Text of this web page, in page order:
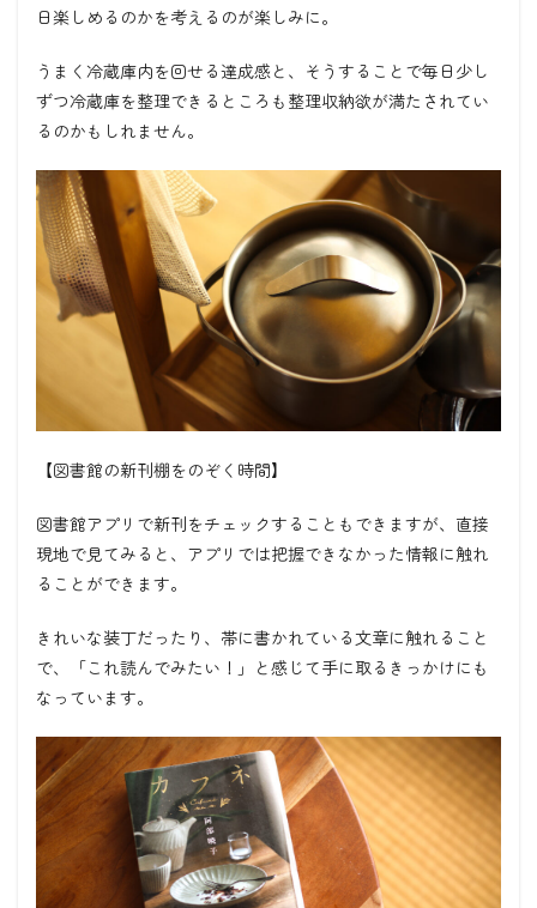
日楽しめるのかを考えるのが楽しみに。
うまく冷蔵庫内を回せる達成感と、そうすることで毎日少し
ずつ冷蔵庫を整理できるところも整理収納欲が満たされてい
るのかもしれません。
【図書館の新刊棚をのぞく時間】
図書館アプリで新刊をチェックすることもできますが、直接
現地で見てみると、アプリでは把握できなかった情報に触れ
ることができます。
きれいな装丁だったり、帯に書かれている文章に触れること
で、「これ読んでみたい！」と感じて手に取るきっかけにも
なっています。